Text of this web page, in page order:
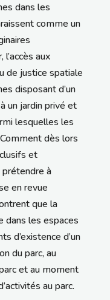
dans les
comme un
aux
de justice spatiale
disposant d’un
un jardin privé et
lesquelles les
dès lors
et
prétendre à
en revue
que la
dans les espaces
d’existence d’un
du parc, au
et au moment
au parc.